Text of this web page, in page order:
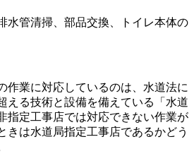
水管清掃、部品交換、トイレ本体の
作業に対応しているのは、水道法に
える技術と設備を備えている「水道
指定工事店では対応できない作業が
きは水道局指定工事店であるかどう